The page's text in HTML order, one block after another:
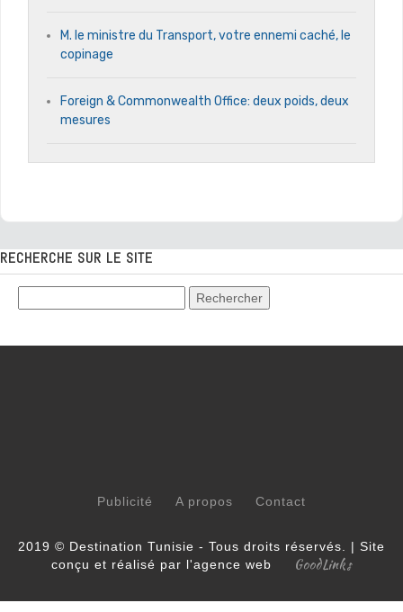
M. le ministre du Transport, votre ennemi caché, le
copinage
Foreign & Commonwealth Office: deux poids, deux
mesures
RECHERCHE SUR LE SITE
Publicité A propos Contact
2019 © Destination Tunisie - Tous droits réservés. | Site
conçu et réalisé par l'agence web
GoodLinks